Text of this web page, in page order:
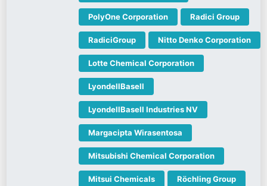
PolyOne Corporation Radici Group
RadiciGroup Nitto Denko Corporation
Lotte Chemical Corporation
LyondellBasell
LyondellBasell Industries NV
Margacipta Wirasentosa
Mitsubishi Chemical Corporation
Mitsui Chemicals Röchling Group